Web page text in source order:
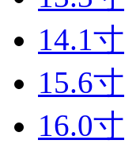
14.1寸
15.6寸
16.0寸